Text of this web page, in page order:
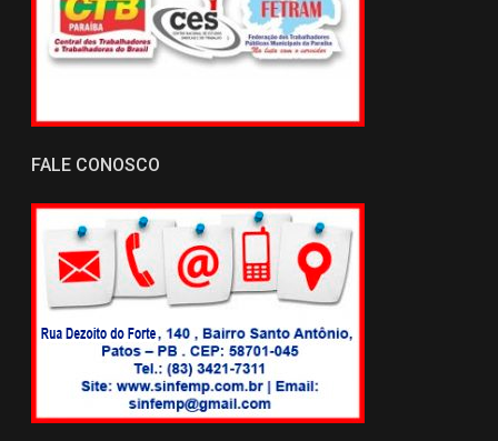
FALE CONOSCO